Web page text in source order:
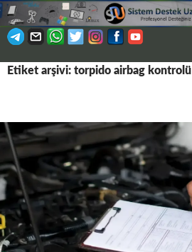
Ara
İÇERIĞE
Etiket arşivi: torpido airbag kontrolü